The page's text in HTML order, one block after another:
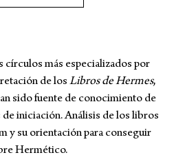
círculos más especializados por
de los Libros de Hermes,
sido fuente de conocimiento de
de iniciación. Análisis de los libros
y su orientación para conseguir
Hermético.